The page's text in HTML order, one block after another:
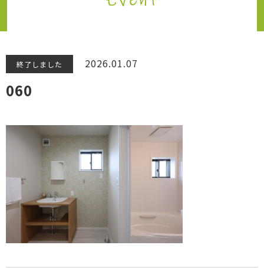
終了しました 2026.01.07
060